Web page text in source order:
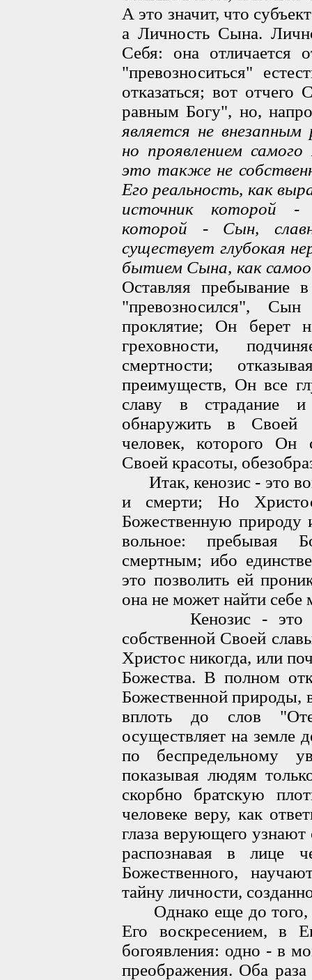
А это значит, что
а Личность Сына.
Себя: она отличается
"превозноситься"
отказаться; вот
равным Богу", но,
является не
но проявлением
это также не
Его реальность, как
источник которой -
которой - Сын,
существует глубокая
бытием Сына, как
Оставляя пребывание
"превозносился",
проклятие; Он берет
греховности,
смертности;
преимуществ, Он все
славу в страдание
обнаружить в Своей
человек, которого Он
Своей красоты,
Итак, кенозис - это
и смерти; Но
Божественную природу
вольное: пребывая
смертным; ибо
это позволить ей
она не может найти себе
Кенозис - это
собственной Своей
Христос никогда, или
Божества. В полном
Божественной природы,
вплоть до слов
осуществляет на
по беспредельному
показывая людям
скорбно братскую
человеке веру, как
глаза верующего
распознавая в лице
Божественного,
тайну личности,
Однако еще до того,
Его воскресением, в
богоявления: одно - в
преображения. Оба